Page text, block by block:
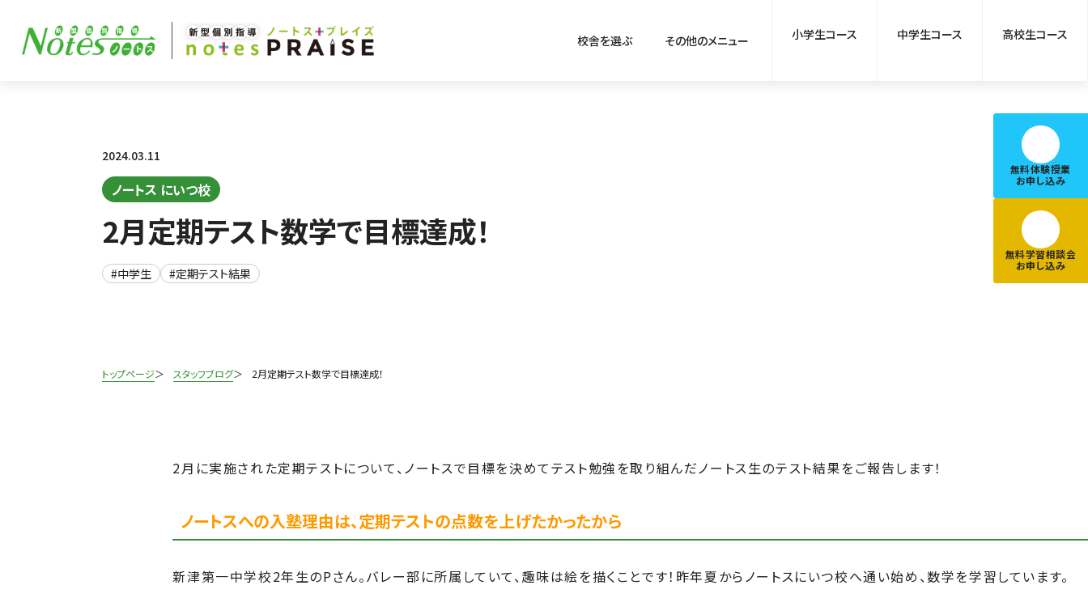
校舎を選ぶ その他のメニュー 小学生コース 中学生コース 高校生コース
無料体験授業
お申し込み
無料学習相談会
お申し込み
2024.03.11
ノートス にいつ校
2月定期テスト数学で目標達成！
#中学生 #定期テスト結果
トップページ スタッフブログ 2月定期テスト数学で目標達成！
2月に実施された定期テストについて、ノートスで目標を決めてテスト勉強を取り組んだノートス生のテスト結果をご報告します！
ノートスへの入塾理由は、定期テストの点数を上げたかったから
新津第一中学校2年生のPさん。バレー部に所属していて、趣味は絵を描くことです！昨年夏からノートスにいつ校へ通い始め、数学を学習しています。